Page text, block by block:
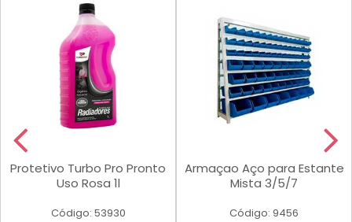
Protetivo Turbo Pro Pronto
Uso Rosa 1l
Código: 53930
Armaçao Aço para Estante
Mista 3/5/7
Código: 9456